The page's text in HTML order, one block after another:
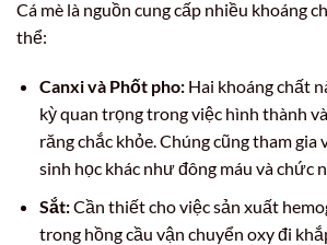
Cá mè là nguồn cung cấp nhiều khoáng
thể:
Canxi và Phốt pho:Hai khoáng chất
kỳ quan trọng trong việc hình thành
răng chắc khỏe. Chúng cũng tham
sinh học khác như đông máu và chức
Sắt:Cần thiết cho việc sản xuất
trong hồng cầu vận chuyển oxy đi